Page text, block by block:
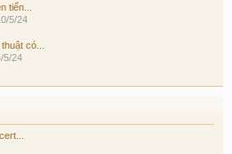
tiến...
5/24
có...
5/24